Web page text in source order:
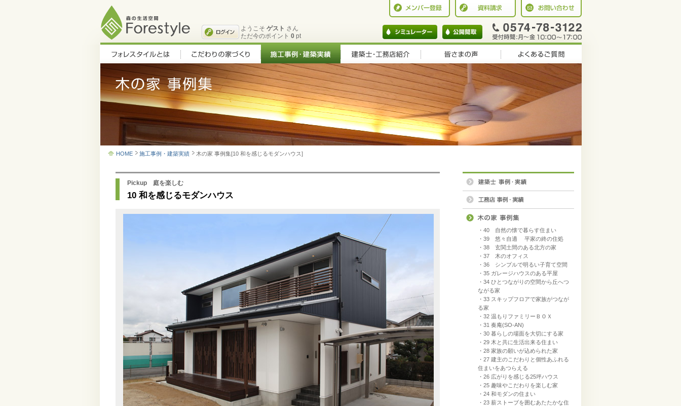
ようこそ ゲスト さん
ただ今のポイント 0 pt
HOME 施工事例・建築実績 木の家 事例集[10 和を感じるモダンハウス]
Pickup 庭を楽しむ
10 和を感じるモダンハウス
・40 自然の懐で暮らす住まい
・39 悠々自適 平家の終の住処
・38 玄関土間のある北方の家
・37 木のオフィス
・36 シンプルで明るい子育て空間
・35 ガレージハウスのある平屋
・34 ひとつながりの空間から丘へつ
ながる家
・33 スキップフロアで家族がつなが
る家
・32 温もりファミリーＢＯＸ
・31 奏庵(SO-AN)
・30 暮らしの場面を大切にする家
・29 木と共に生活出来る住まい
・28 家族の願いが込められた家
・27 建主のこだわりと個性あふれる
住まいをあつらえる
・26 広がりを感じる25坪ハウス
・25 趣味やこだわりを楽しむ家
・24 和モダンの住まい
・23 薪ストーブを囲むあたたかな住